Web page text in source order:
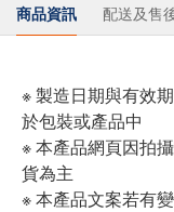
商品資訊 配送及售
※ 製造日期與有效
於包裝或產品中
※ 本產品網頁因拍
貨為主
※ 本產品文案若有